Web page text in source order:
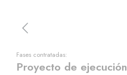
Fases contratadas:
Proyecto de ejecución